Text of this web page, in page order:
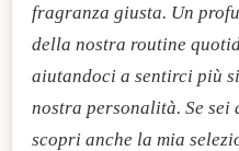
fragranza giusta. Un
della nostra routine
aiutandoci a sentirci più
nostra personalità. Se
scopri anche la mia